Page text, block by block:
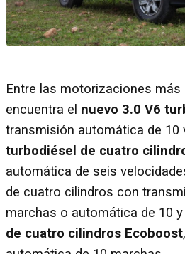
Entre las motorizaciones
encuentra el nuevo 3.0 V6
transmisión automática de 10
turbodiésel de cuatro
automática de seis
de cuatro cilindros con
marchas o automática de 10 y
de cuatro cilindros Ecoboost